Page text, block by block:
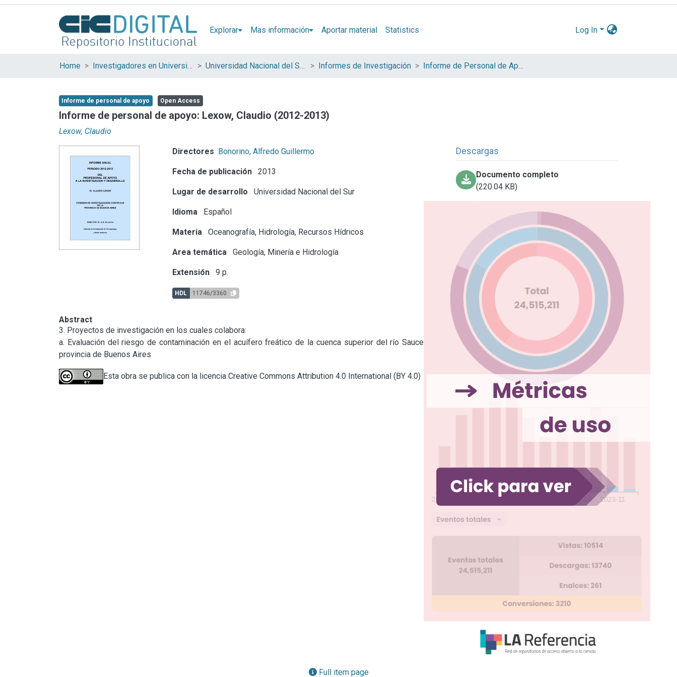
Explorar Mas información Aportar material Statistics Log In
Home Investigadores en Universidades Nacionales de la provincia de Buenos Aires Universidad Nacional del Sur (UNS) Informes de Investigación Informe de Personal de Apoyo
Informe de personal de apoyo Open Access
Informe de personal de apoyo: Lexow, Claudio (2012-2013)
Lexow, Claudio
Directores Bonorino, Alfredo Guillermo
Fecha de publicación 2013
Lugar de desarrollo Universidad Nacional del Sur
Idioma Español
Materia Oceanografía, Hidrología, Recursos Hídricos
Area temática Geología, Minería e Hidrología
Extensión 9 p.
HDL 11746/3360
Descargas
Documento completo
(220.04 KB)
Abstract
3. Proyectos de investigación en los cuales colabora:
a. Evaluación del riesgo de contaminación en el acuífero freático de la cuenca superior del río Sauce Chico,
provincia de Buenos Aires
Esta obra se publica con la licencia Creative Commons Attribution 4.0 International (BY 4.0)
Full item page